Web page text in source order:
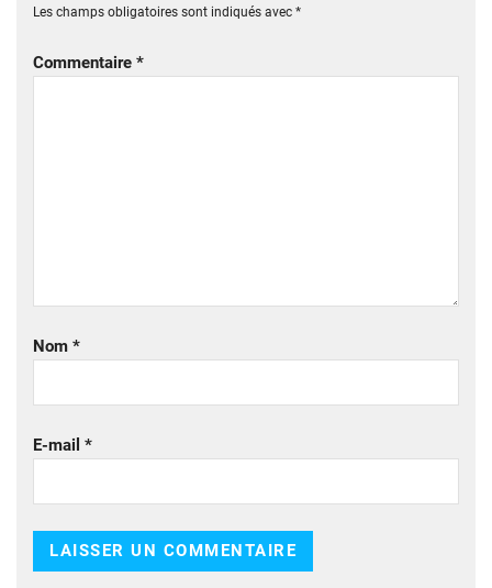
Les champs obligatoires sont indiqués avec *
Commentaire *
Nom *
E-mail *